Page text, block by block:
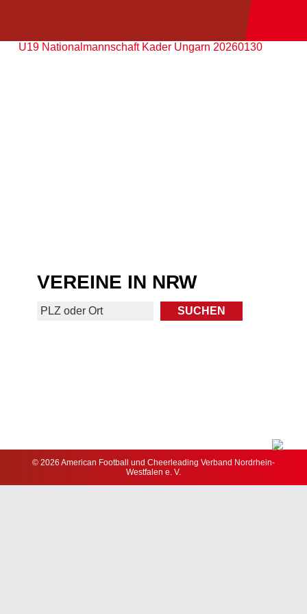
U19 Nationalmannschaft Kader Ungarn 20260130
VEREINE IN NRW
© 2026 American Football und Cheerleading Verband Nordrhein-
Westfalen e. V.